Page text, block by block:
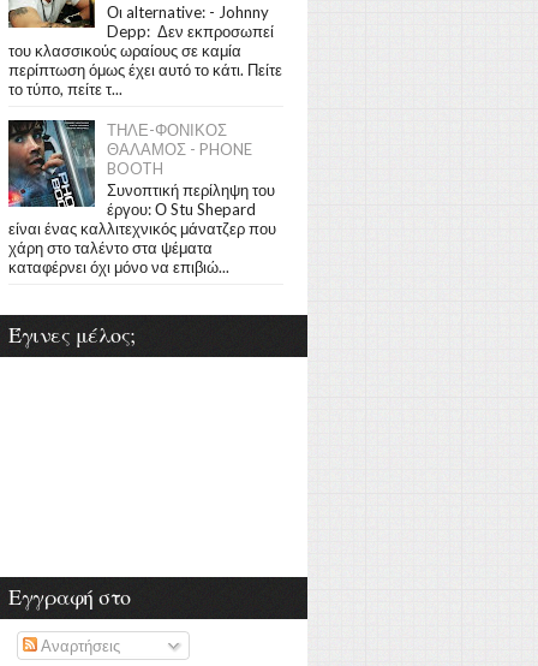
Οι alternative: - Johnny
Depp: Δεν εκπροσωπεί
του κλασσικούς ωραίους σε καμία
περίπτωση όμως έχει αυτό το κάτι. Πείτε
το τύπο, πείτε τ...
ΤΗΛΕ-ΦΟΝΙΚΟΣ
ΘΑΛΑΜΟΣ - PHONE
BOOTH
Συνοπτική περίληψη του
έργου: Ο Stu Shepard
είναι ένας καλλιτεχνικός μάνατζερ που
χάρη στο ταλέντο στα ψέματα
καταφέρνει όχι μόνο να επιβιώ...
Έγινες μέλος;
Εγγραφή στο
Αναρτήσεις